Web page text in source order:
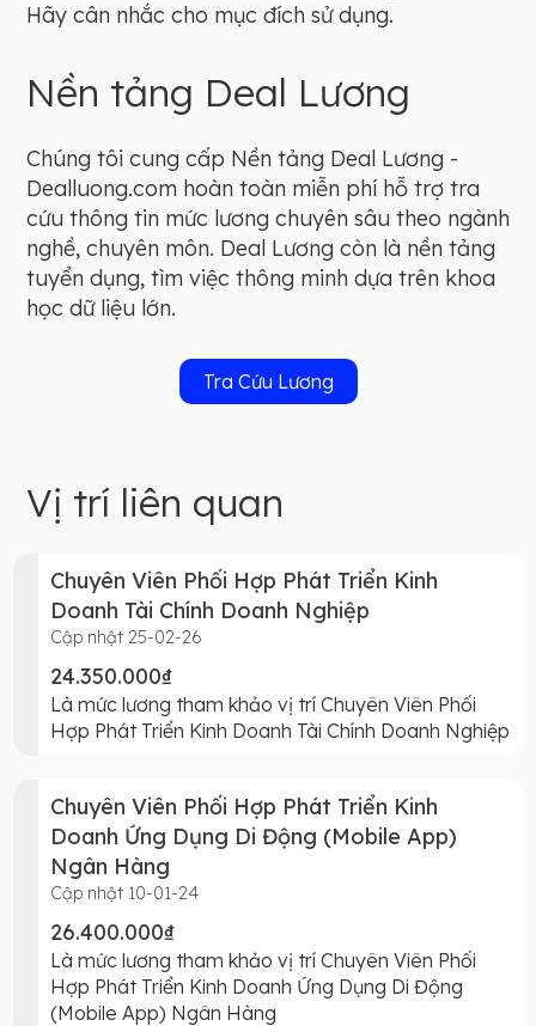
Hãy cân nhắc cho mục đích sử dụng.
Nền tảng Deal Lương
Chúng tôi cung cấp Nền tảng Deal Lương -
Dealluong.com hoàn toàn miễn phí hỗ trợ tra
cứu thông tin mức lương chuyên sâu theo ngành
nghề, chuyên môn. Deal Lương còn là nền tảng
tuyển dụng, tìm việc thông minh dựa trên khoa
học dữ liệu lớn.
Tra Cứu Lương
Vị trí liên quan
Chuyên Viên Phối Hợp Phát Triển Kinh
Doanh Tài Chính Doanh Nghiệp
Cập nhật 25-02-26
24.350.000₫
Là mức lương tham khảo vị trí Chuyên Viên Phối
Hợp Phát Triển Kinh Doanh Tài Chính Doanh Nghiệp
Chuyên Viên Phối Hợp Phát Triển Kinh
Doanh Ứng Dụng Di Động (Mobile App)
Ngân Hàng
Cập nhật 10-01-24
26.400.000₫
Là mức lương tham khảo vị trí Chuyên Viên Phối
Hợp Phát Triển Kinh Doanh Ứng Dụng Di Động
(Mobile App) Ngân Hàng